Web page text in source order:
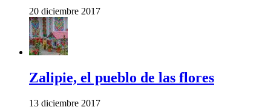
20 diciembre 2017
Zalipie, el pueblo de las flores
13 diciembre 2017